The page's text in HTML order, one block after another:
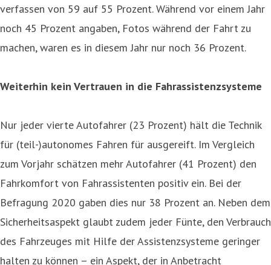
verfassen von 59 auf 55 Prozent. Während vor einem Jahr
noch 45 Prozent angaben, Fotos während der Fahrt zu
machen, waren es in diesem Jahr nur noch 36 Prozent.
Weiterhin kein Vertrauen in die Fahrassistenzsysteme
Nur jeder vierte Autofahrer (23 Prozent) hält die Technik
für (teil-)autonomes Fahren für ausgereift. Im Vergleich
zum Vorjahr schätzen mehr Autofahrer (41 Prozent) den
Fahrkomfort von Fahrassistenten positiv ein. Bei der
Befragung 2020 gaben dies nur 38 Prozent an. Neben dem
Sicherheitsaspekt glaubt zudem jeder Fünte, den Verbrauch
des Fahrzeuges mit Hilfe der Assistenzsysteme geringer
halten zu können – ein Aspekt, der in Anbetracht